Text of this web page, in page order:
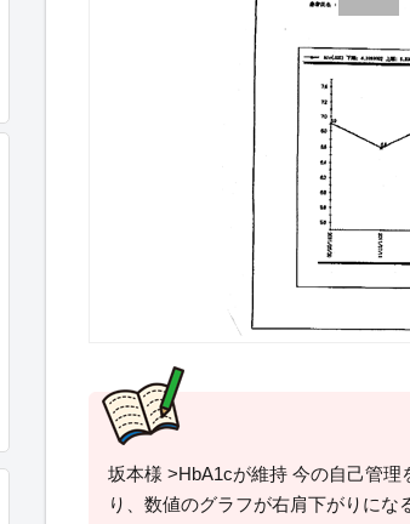
坂本様 >HbA1cが維持 今の自己管理
り、数値のグラフが右肩下がりに